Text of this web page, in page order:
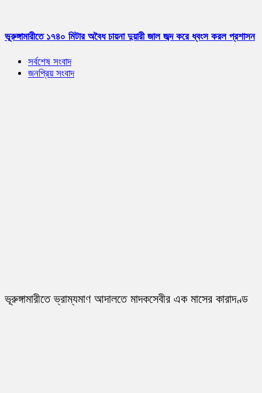
ভূরুঙ্গামারীতে ১৭৪০ মিটার অবৈধ চায়না দুয়ারী জাল জব্দ করে ধ্বংস করল প্রশাসন
সর্বশেষ সংবাদ
জনপ্রিয় সংবাদ
ভূরুঙ্গামারীতে ভ্রাম্যমাণ আদালতে মাদকসেবীর এক মাসের কারাদণ্ড